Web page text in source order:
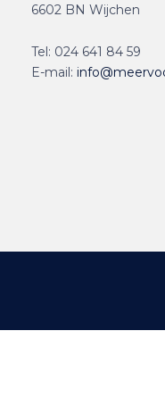
6602 BN Wijchen
Tel: 024 641 84 59
E-mail: